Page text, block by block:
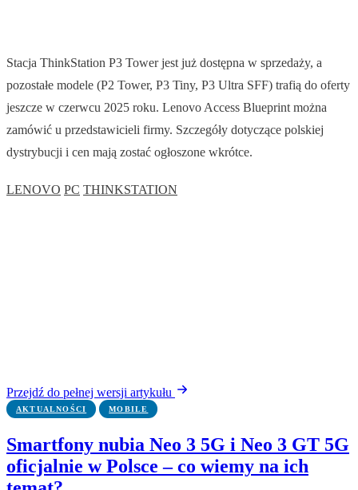
Stacja ThinkStation P3 Tower jest już dostępna w sprzedaży, a
pozostałe modele (P2 Tower, P3 Tiny, P3 Ultra SFF) trafią do oferty
jeszcze w czerwcu 2025 roku. Lenovo Access Blueprint można
zamówić u przedstawicieli firmy. Szczegóły dotyczące polskiej
dystrybucji i cen mają zostać ogłoszone wkrótce.
LENOVO PC THINKSTATION
Przejdź do pełnej wersji artykułu
AKTUALNOŚCI MOBILE
Smartfony nubia Neo 3 5G i Neo 3 GT 5G
oficjalnie w Polsce – co wiemy na ich